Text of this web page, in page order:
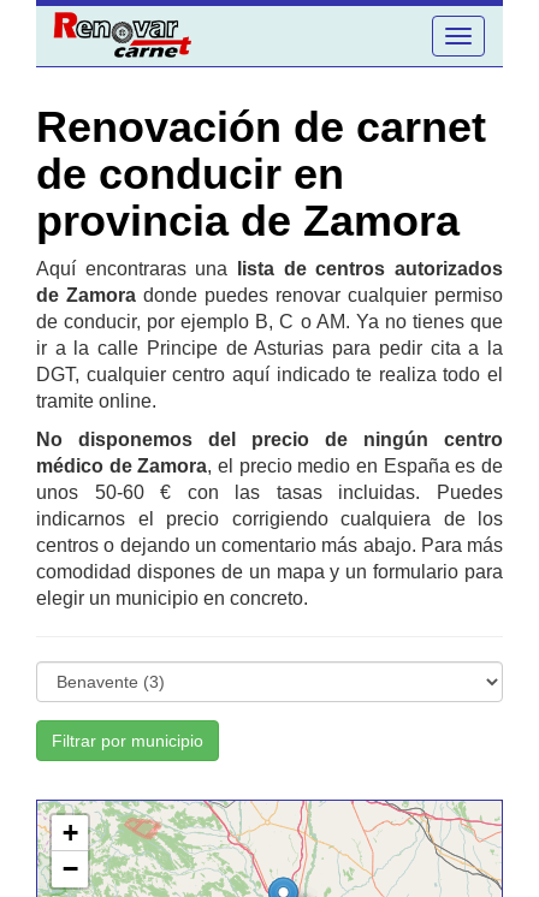
Toggle
navigation
Renovación de carnet
de conducir en
provincia de Zamora
Aquí encontraras una
lista de centros autorizados
de Zamora donde puedes renovar cualquier permiso
de conducir, por ejemplo B, C o AM. Ya no tienes que
ir a la calle Principe de Asturias para pedir cita a la
DGT, cualquier centro aquí indicado te realiza todo el
tramite online.
No disponemos del precio de ningún centro
médico de Zamora, el precio medio en España es de
unos 50-60 € con las tasas incluidas. Puedes
indicarnos el precio corrigiendo cualquiera de los
centros o dejando un comentario más abajo. Para más
comodidad dispones de un mapa y un formulario para
elegir un municipio en concreto.
Filtrar por municipio
+
−